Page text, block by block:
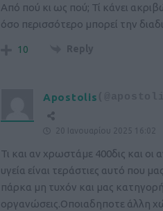
Από πού κι ως πού; Τί κάνει
όσο περισσότερο μπορεί την
10 Reply
Apostolis
20 Ιανουαρίου 2025 16:02
Τι και αν χρωστάμε 400δις και οι
υγεία είναι τεράστιες αυτό που
πάρκα μη τυχόν και μας
οργανώσεις.Οποιαδηποτε άλλη